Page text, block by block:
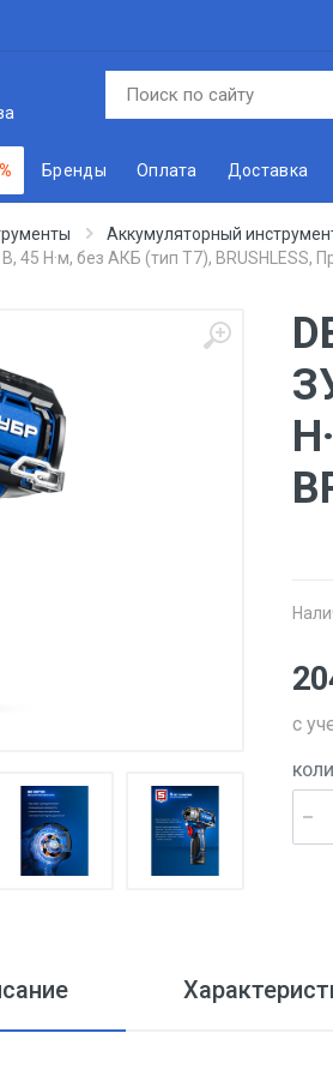
Бренды Оплата Доставка
Аккумуляторный
Н·м, без АКБ (тип Т7), BRUSHLESS,
с